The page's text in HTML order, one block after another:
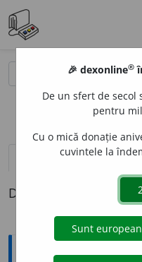
definiții (1) pronunție
Definiția cu ID-ul
Antonime
🎉 dexonline®
De un sfert de secol
pentru
Cu o mică donație
cuvintele la